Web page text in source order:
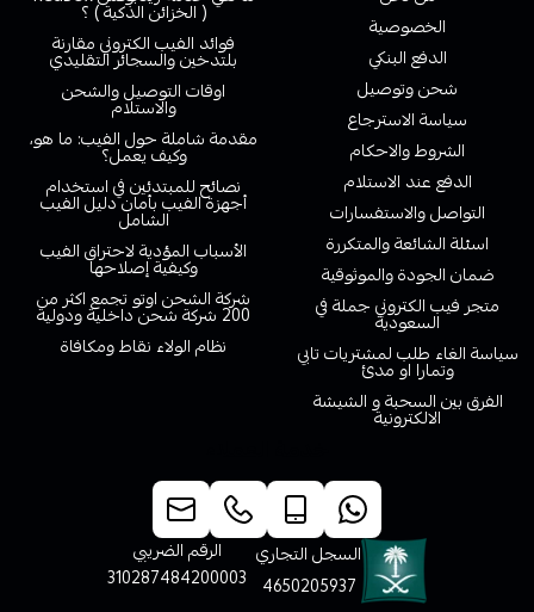
الخصوصية
الدفع البنكي
شحن وتوصيل
سياسة الاسترجاع
الشروط والاحكام
الدفع عند الاستلام
التواصل والاستفسارات
اسئلة الشائعة والمتكررة
ضمان الجودة والموثوقية
متجر فيب الكتروني جملة في
السعودية
سياسة الغاء طلب لمشتريات تابي
وتمارا او مدئ
الفرق بين السحبة و الشيشة
الالكترونية
( الخزائن الذكية ) ؟
فوائد الفيب الكتروني مقارنة
بلتدخين والسجائر التقليدي
اوقات التوصيل والشحن
والاستلام
مقدمة شاملة حول الفيب: ما هو،
وكيف يعمل؟
نصائح للمبتدئين في استخدام
أجهزة الفيب بأمان دليل الفيب
الشامل
الأسباب المؤدية لاحتراق الفيب
وكيفية إصلاحها
شركة الشحن اوتو تجمع اكثر من
200 شركة شحن داخلية ودولية
نظام الولاء نقاط ومكافاة
السجل التجاري
4650205937
الرقم الضريبي
310287484200003